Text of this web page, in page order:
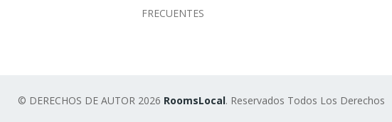
FRECUENTES
© DERECHOS DE AUTOR 2026 RoomsLocal. Reservados Todos Los Derechos